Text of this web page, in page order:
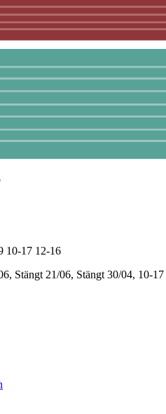
10-17 12-16
Stängt 21/06, Stängt 30/04, 10-17